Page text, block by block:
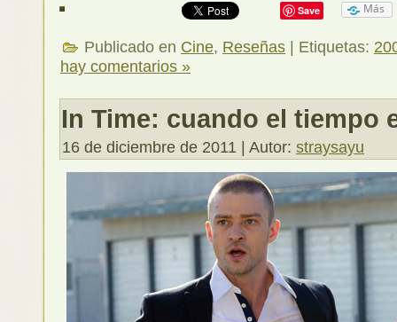
Save Más
Publicado en Cine, Reseñas | Etiquetas:
hay comentarios »
In Time: cuando el tiempo
16 de diciembre de 2011 | Autor: straysayu